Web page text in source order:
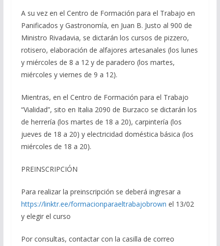
A su vez en el Centro de Formación para el Trabajo en
Panificados y Gastronomía, en Juan B. Justo al 900 de
Ministro Rivadavia, se dictarán los cursos de pizzero,
rotisero, elaboración de alfajores artesanales (los lunes
y miércoles de 8 a 12 y de paradero (los martes,
miércoles y viernes de 9 a 12).
Mientras, en el Centro de Formación para el Trabajo
“Vialidad”, sito en Italia 2090 de Burzaco se dictarán los
de herrería (los martes de 18 a 20), carpintería (los
jueves de 18 a 20) y electricidad doméstica básica (los
miércoles de 18 a 20).
PREINSCRIPCIÓN
Para realizar la preinscripción se deberá ingresar a
https://linktr.ee/formacionparaeltrabajobrown el 13/02
y elegir el curso
Por consultas, contactar con la casilla de correo